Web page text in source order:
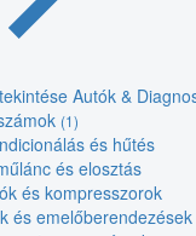
Autók &
(1)
és hűtés
és elosztás
és kompresszorok
és emelőberendezések